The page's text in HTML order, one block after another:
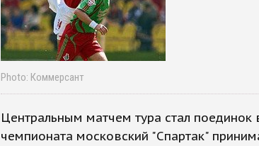
Photo: Коммерсант
Центральным матчем тура стал поединок
чемпионата московский "Спартак"